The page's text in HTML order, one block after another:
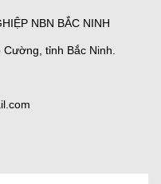
NBN BẮC NINH
tỉnh Bắc Ninh.